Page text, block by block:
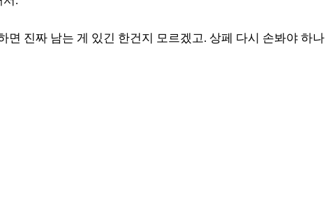
진짜 남는 게 있긴 한건지 모르겠고. 상페 다시 손봐야 하나